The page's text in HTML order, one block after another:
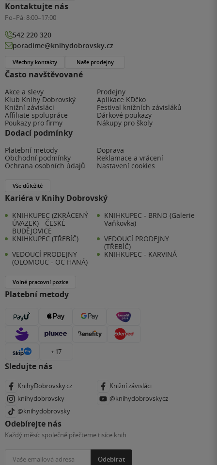
Často navštěvované
Akce a slevy
Prodejny
Klub Knihy Dobrovský
Aplikace KDčko
Knižní závisláci
Festival knižních závisláků
Affiliate spolupráce
Dárkové poukazy
Poukazy pro firmy
Nákupy pro školy
Dodací podmínky
Platební metody
Doprava
Obchodní podmínky
Reklamace a vrácení
Ochrana osobních údajů
Nastavení cookies
Vše důležité
Kariéra v Knihy Dobrovský
KNIHKUPEC (ZKRÁCENÝ
ÚVAZEK) - ČESKÉ
BUDĚJOVICE
KNIHKUPEC - BRNO (Galerie
Vaňkovka)
KNIHKUPEC (TŘEBÍČ)
VEDOUCÍ PRODEJNY
(TŘEBÍČ)
VEDOUCÍ PRODEJNY
(OLOMOUC - OC HANÁ)
KNIHKUPEC - KARVINÁ
Volné pracovní pozice
Platební metody
+ 17
Sledujte nás
KnihyDobrovsky.cz
Knižní závisláci
knihydobrovsky
@knihydobrovskycz
@knihydobrovsky
Odebírejte nás
Každý měsíc společně přečteme tisíce knih
Odebírat
Kontaktujte nás
Po–Pá: 8:00–17:00
542 220 320
poradime@knihydobrovsky.cz
Všechny kontakty Naše prodejny